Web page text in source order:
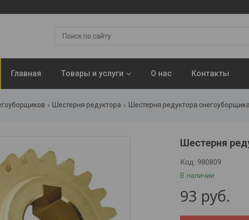
Главная Товары и услуги О нас Контакты
Шестерня редуктора Шестерня редуктора
Шестерня
В наличии
Код: 980809
93 руб.